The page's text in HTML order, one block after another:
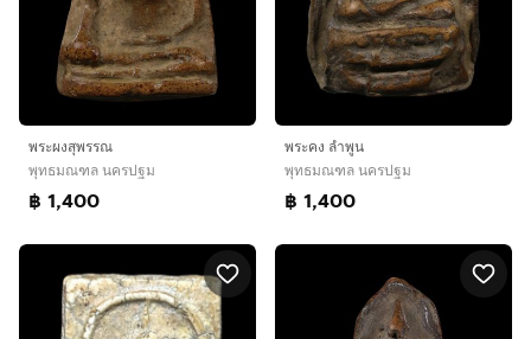
พระผงสุพรรณ
พุทธมณฑล นครปฐม
฿ 1,400
พระคง ลำพูน
พุทธมณฑล นครปฐม
฿ 1,400